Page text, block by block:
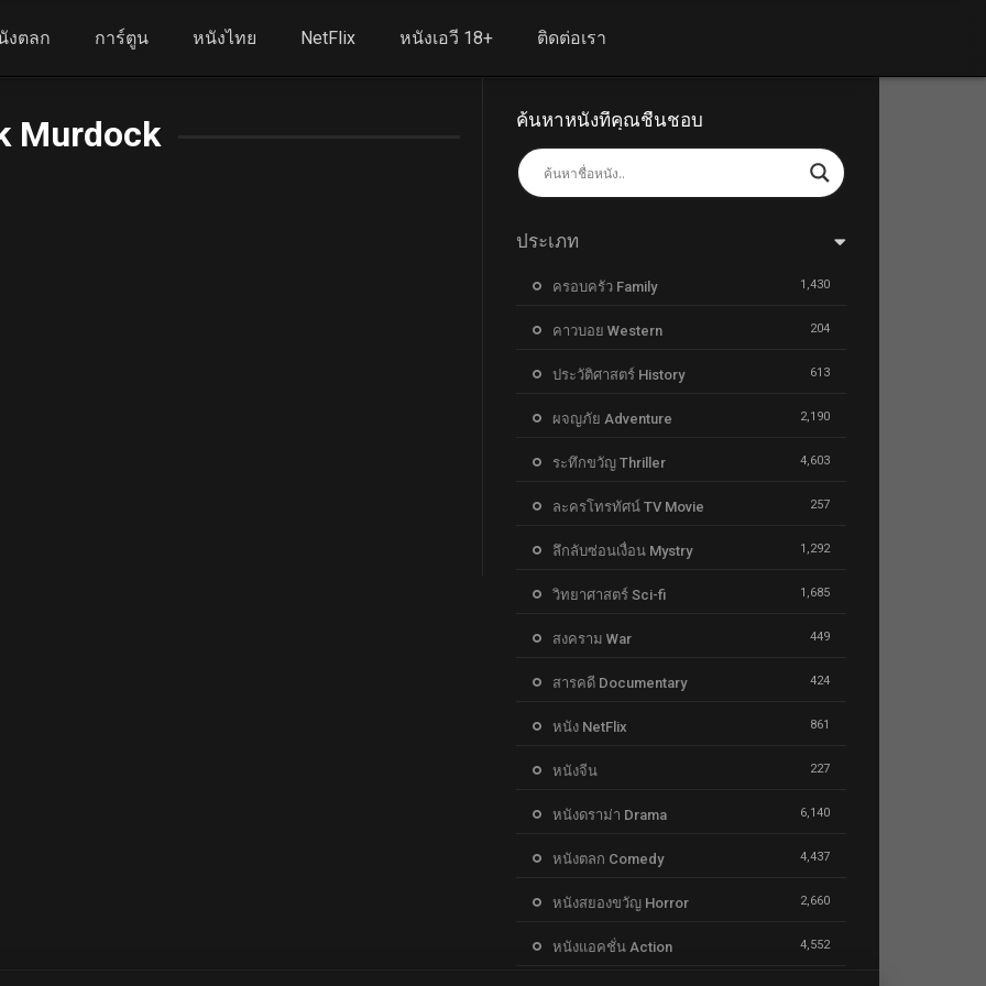
งตลก การ์ตูน หนังไทย NetFlix หนังเอวี 18+ ติดต่อเรา
Murdock ค้นหาหนังที่คุณชื่นชอบ
ประเภท
ครอบครัว Family 1,430
คาวบอย Western 204
ประวัติศาสตร์ History 613
ผจญภัย Adventure 2,190
ระทึกขวัญ Thriller 4,603
ละครโทรทัศน์ TV Movie 257
ลึกลับซ่อนเงื่อน Mystry 1,292
วิทยาศาสตร์ Sci-fi 1,685
สงคราม War 449
สารคดี Documentary 424
หนัง NetFlix 861
หนังจีน 227
หนังดราม่า Drama 6,140
หนังตลก Comedy 4,437
หนังสยองขวัญ Horror 2,660
หนังแอคชั่น Action 4,552